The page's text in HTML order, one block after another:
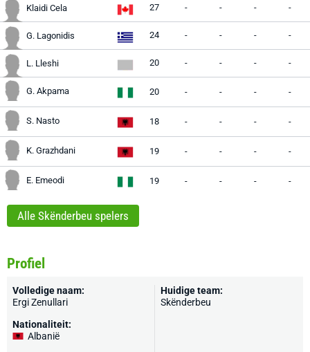
Klaidi Cela 27 - - - -
G. Lagonidis 24 - - - -
L. Lleshi 20 - - - -
G. Akpama 20 - - - -
S. Nasto 18 - - - -
K. Grazhdani 19 - - - -
E. Emeodi 19 - - - -
Alle Skënderbeu spelers
Profiel
Volledige naam:
Ergi Zenullari
Nationaliteit:
Albanië
Huidige team:
Skënderbeu